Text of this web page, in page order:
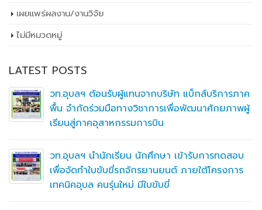
เผยเเพร่ผลงาน/งานวิจัย
ไม่มีหมวดหมู่
LATEST POSTS
วท.อุบลฯ ต้อนรับผู้แทนจากบริษัท แบ็กส์บริการภาค
พื้น จำกัดร่วมมือทางวิชาการเพื่อพัฒนาศักยภาพผู้
เรียนสู่ภาคอุสาหกรรมการบิน
วท.อุบลฯ นำนักเรียน นักศึกษา เข้ารับการทดสอบ
เพื่อจัดทำใบขับขี่รถจักรยานยนต์ ภายใต้โครงการ
เทคนิคอุบล คนรุ่นใหม่ มีใบขับขี่